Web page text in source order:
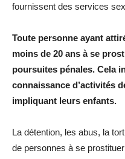
fournissent des services
Toute personne ayant
moins de 20 ans à se
poursuites pénales. Cela
connaissance d’activités
impliquant leurs enfants.
La détention, les abus, la
de personnes à se prostituer